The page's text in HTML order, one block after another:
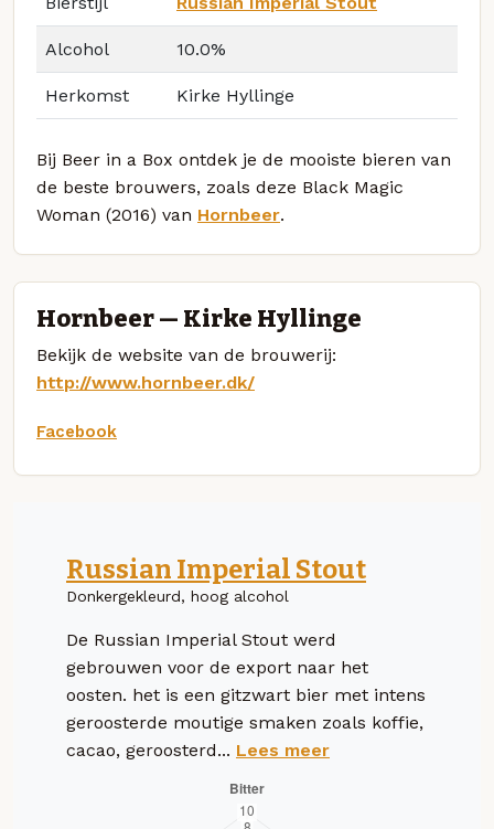
Alcohol 10.0%
Herkomst Kirke Hyllinge
Bij Beer in a Box ontdek je de mooiste bieren van
de beste brouwers, zoals deze Black Magic
Woman (2016) van Hornbeer.
Hornbeer — Kirke Hyllinge
Bekijk de website van de brouwerij:
http://www.hornbeer.dk/
Facebook
Russian Imperial Stout
Donkergekleurd, hoog alcohol
De Russian Imperial Stout werd
gebrouwen voor de export naar het
oosten. het is een gitzwart bier met intens
geroosterde moutige smaken zoals koffie,
cacao, geroosterd... Lees meer